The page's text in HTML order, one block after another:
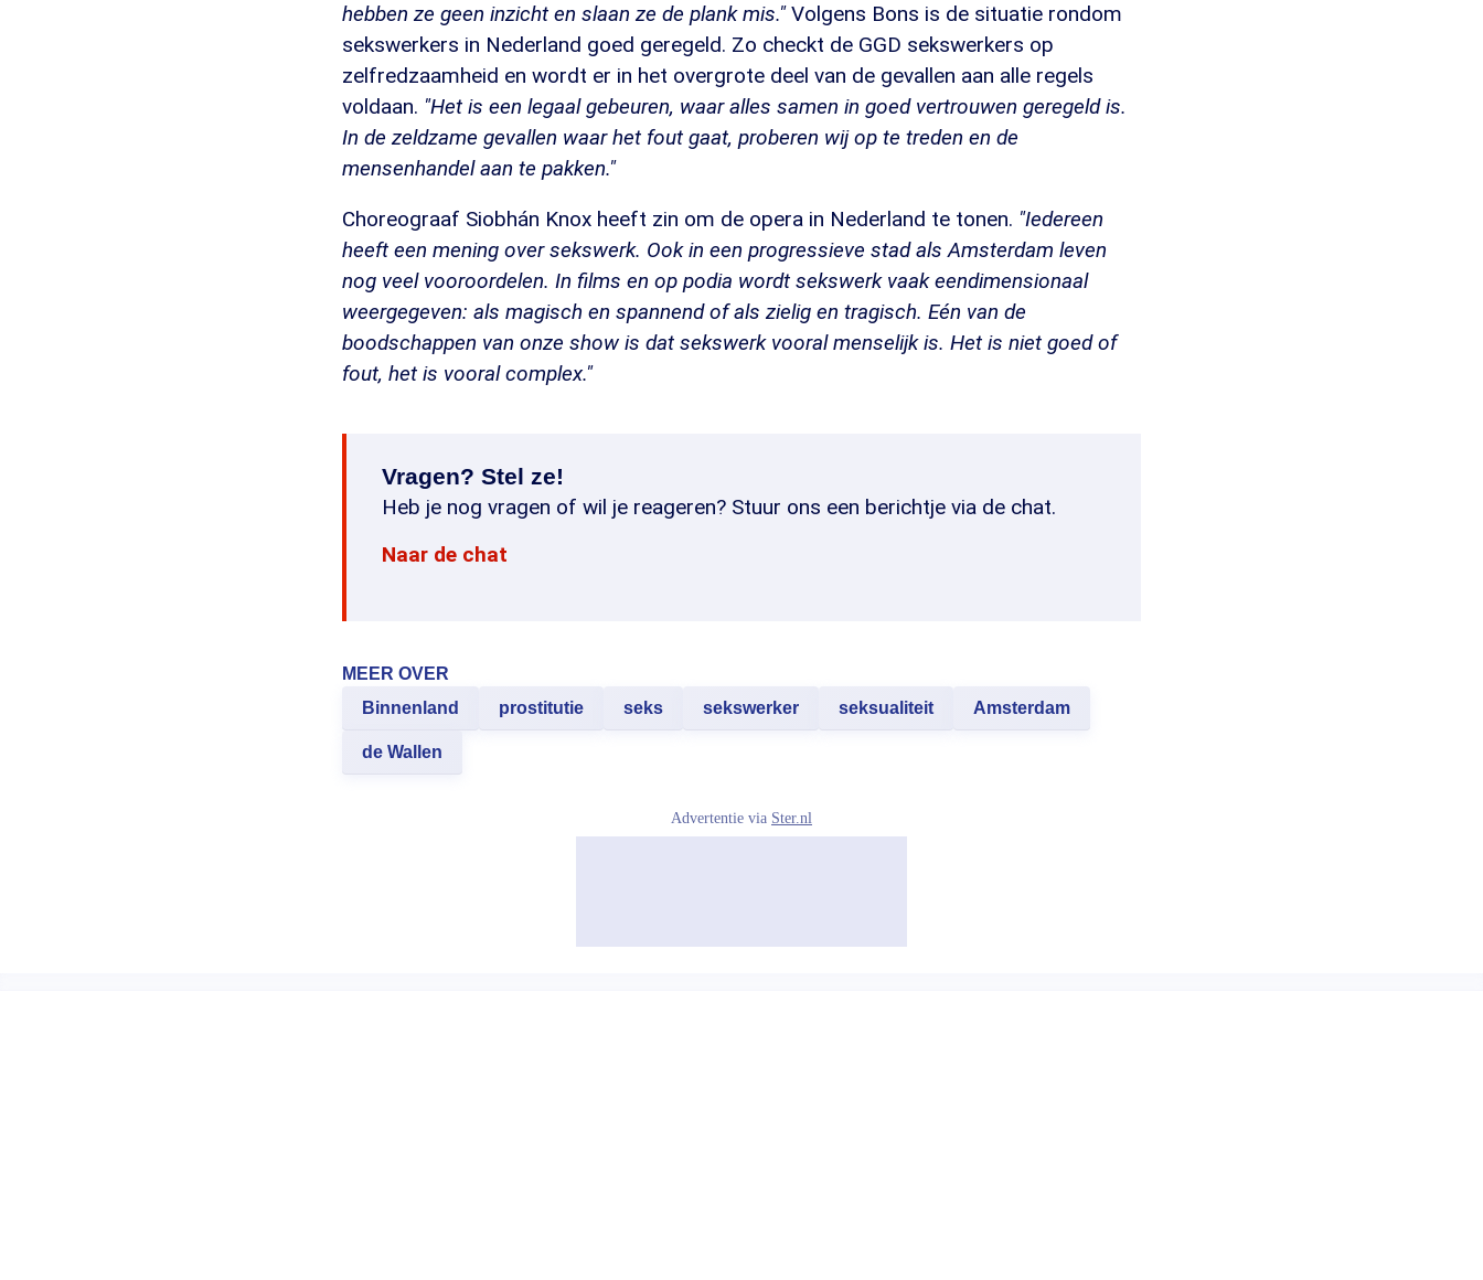
hebben ze geen inzicht en slaan ze de plank mis."Volgens Bons is de situatie rondom
sekswerkers in Nederland goed geregeld. Zo checkt de GGD sekswerkers op
zelfredzaamheid en wordt er in het overgrote deel van de gevallen aan alle regels
voldaan. "Het is een legaal gebeuren, waar alles samen in goed vertrouwen geregeld is.
In de zeldzame gevallen waar het fout gaat, proberen wij op te treden en de
mensenhandel aan te pakken."
Choreograaf Siobhán Knox heeft zin om de opera in Nederland te tonen. "Iedereen
heeft een mening over sekswerk. Ook in een progressieve stad als Amsterdam leven
nog veel vooroordelen. In films en op podia wordt sekswerk vaak eendimensionaal
weergegeven: als magisch en spannend of als zielig en tragisch. Eén van de
boodschappen van onze show is dat sekswerk vooral menselijk is. Het is niet goed of
fout, het is vooral complex."
Vragen? Stel ze!
Heb je nog vragen of wil je reageren? Stuur ons een berichtje via de chat.
Naar de chat
MEER OVER
Binnenland
prostitutie seks sekswerker seksualiteit Amsterdam
de Wallen
Advertentie via Ster.nl